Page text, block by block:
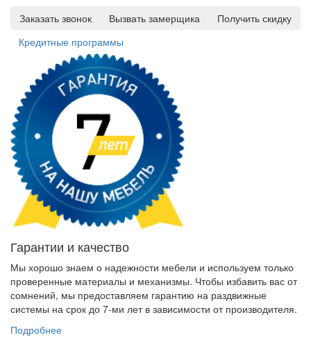
Заказать звонок
Вызвать замерщика
Получить скидку
Кредитные программы
Гарантии и качество
Мы хорошо знаем о надежности мебели и используем только
проверенные материалы и механизмы. Чтобы избавить вас от
сомнений, мы предоставляем гарантию на раздвижные
системы на срок до 7-ми лет в зависимости от производителя.
Подробнее